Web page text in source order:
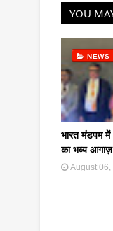
YOU
NEWS
भारत मंडपम में
का भव्य आगाज़
August 06,